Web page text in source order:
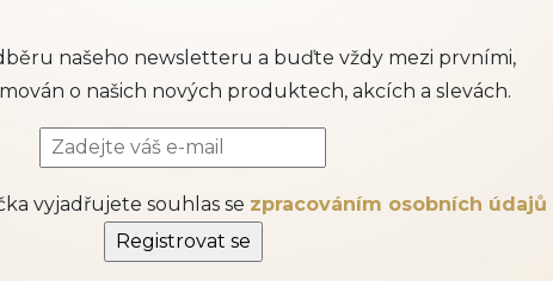
našeho newsletteru a buďte vždy mezi prvními,
o našich nových produktech, akcích a slevách.
vyjadřujete souhlas se zpracováním osobních údajů